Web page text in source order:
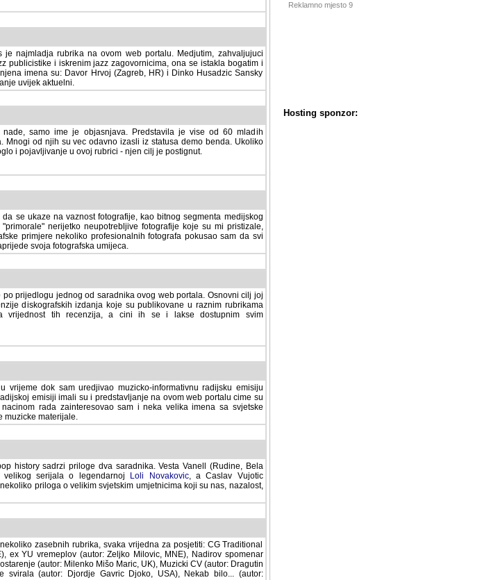
najmladja rubrika na ovom web portalu. Medjutim, zahvaljujuci veliki
i iskrenim jazz zagovornicima, ona se istakla bogatim i
imena su: Davor Hrvoj (Zagreb, HR) i Dinko Husadzic Sansky
uvijek aktuelni.
nade, samo ime je objasnjava. Predstavila je vise od 60 mladih
od njih su vec odavno izasli iz statusa demo benda. Ukoliko im
i pojavljivanje u ovoj rubrici - njen cilj je postignut.
se ukaze na vaznost fotografije, kao bitnog segmenta medijskog
nerijetko neupotrebljive fotografije koje su mi pristizale,
primjere nekoliko profesionalnih fotografa pokusao sam da svi
svoja fotografska umijeca.
prijedlogu jednog od saradnika ovog web portala. Osnovni cilj joj
diskografskih izdanja koje su publikovane u raznim rubrikama
vrijednost tih recenzija, a cini ih se i lakse dostupnim svim
vrijeme dok sam uredjivao muzicko-informativnu radijsku emisiju
emisiji imali su i predstavljanje na ovom web portalu cime su
rada zainteresovao sam i neka velika imena sa svjetske
materijale.
history sadrzi priloge dva saradnika. Vesta Vanell (Rudine, Bela
velikog serijala o legendarnoj
Loli Novakovic, a Caslav Vujotic
priloga o velikim svjetskim umjetnicima koji su nas, nazalost,
zasebnih rubrika, svaka vrijedna za posjetiti: CG Traditional
ex YU vremeplov (autor: Zeljko Milovic, MNE), Nadirov spomenar
(autor: Milenko Mišo Maric, UK), Muzicki CV (autor: Dragutin
svirala (autor: Djordje Gavric Djoko, USA), Nekab bilo... (autor: